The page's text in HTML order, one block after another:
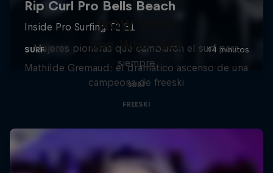
NOW DAYS
Mujeres pioneras que cambiaron el surf para
siempre
SURF
She Who Flies
Mathilde Gremaud: el dramático ascenso de una
campeona de freeski
FREESKI